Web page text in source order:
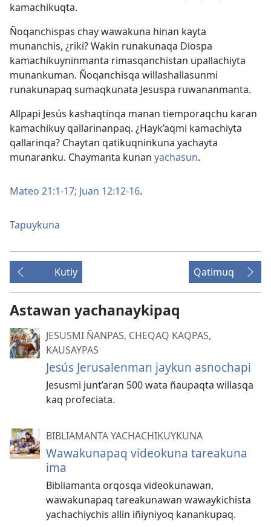
kamachikuqta.
Ñoqanchispas chay wawakuna hinan kayta
munanchis, ¿riki? Wakin runakunaqa Diospa
kamachikuyninmanta rimasqanchistan upallachiyta
munankuman. Ñoqanchisqa willashallasunmi
runakunapaq sumaqkunata Jesuspa ruwananmanta.
Allpapi Jesús kashaqtinqa manan tiemporaqchu karan
kamachikuy qallarinanpaq. ¿Hayk’aqmi kamachiyta
qallarinqa? Chaytan qatikuqninkuna yachayta
munaranku. Chaymanta kunan yachasun.
Mateo 21:1-17; Juan 12:12-16.
Tapuykuna
Kutiy Qatimuq
Astawan yachanaykipaq
JESUSMI ÑANPAS, CHEQAQ KAQPAS,
KAUSAYPAS
Jesús Jerusalenman jaykun asnochapi
Jesusmi junt’aran 500 wata ñaupaqta willasqa
kaq profeciata.
BIBLIAMANTA YACHACHIKUYKUNA
Wawakunapaq videokuna tareakuna
ima
Bibliamanta orqosqa videokunawan,
wawakunapaq tareakunawan wawaykichista
yachachiychis allin iñiyniyoq kanankupaq.